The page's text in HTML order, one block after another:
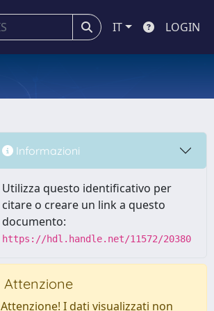
IT LOGIN
Informazioni
Utilizza questo identificativo per
citare o creare un link a questo
documento:
https://hdl.handle.net/11572/20380
Attenzione
Attenzione! I dati visualizzati non